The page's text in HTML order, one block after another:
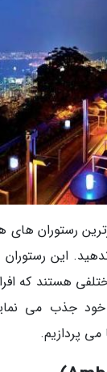
رستوران
این رستوران
هستند که
جذب می
پردازیم.